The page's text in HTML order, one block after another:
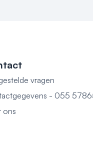
vragen
- 055
ons